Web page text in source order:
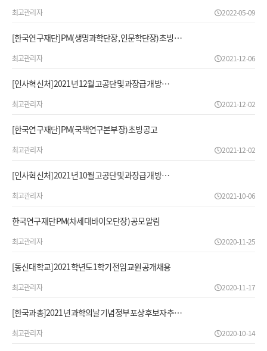
최고관리자 2022-05-09
[한국연구재단] PM(생명과학단장, 인문학단장) 초빙 …
최고관리자 2021-12-06
[인사혁신처] 2021년 12월 고공단 및 과장급 개방…
최고관리자 2021-12-02
[한국연구재단] PM(국책연구본부장) 초빙 공고
최고관리자 2021-12-02
[인사혁신처] 2021년 10월 고공단 및 과장급 개방…
최고관리자 2021-10-06
한국연구재단 PM(차세대바이오단장) 공모 알림
최고관리자 2020-11-25
[동신대학교] 2021학년도 1학기 전임교원 공개채용
최고관리자 2020-11-17
[한국과총]2021년 과학의날 기념 정부포상 후보자 추…
최고관리자 2020-10-14